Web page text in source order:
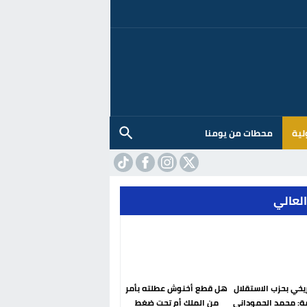
محطات من يومنا
بحزب الاستقلال
محمد الحموداني
هل قطع أخنوش عطلته بأمر
من الملك أم تحت ضغط